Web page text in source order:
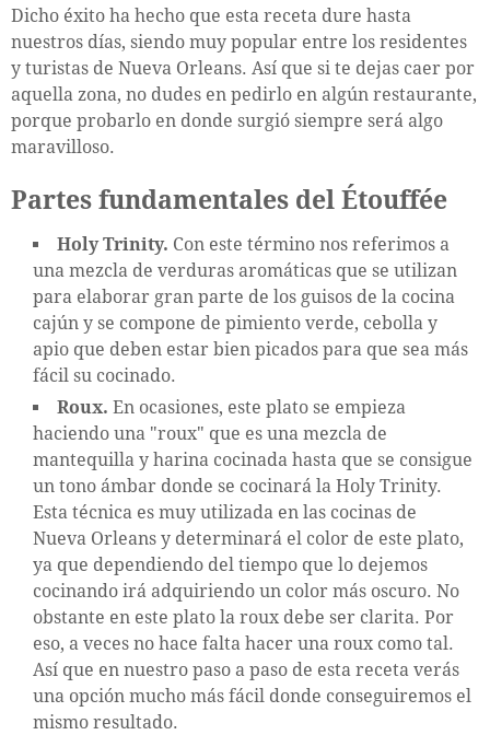
Dicho éxito ha hecho que esta receta dure hasta
nuestros días, siendo muy popular entre los residentes
y turistas de Nueva Orleans. Así que si te dejas caer por
aquella zona, no dudes en pedirlo en algún restaurante,
porque probarlo en donde surgió siempre será algo
maravilloso.
Partes fundamentales del Étouffée
Holy Trinity. Con este término nos referimos a
una mezcla de verduras aromáticas que se utilizan
para elaborar gran parte de los guisos de la cocina
cajún y se compone de pimiento verde, cebolla y
apio que deben estar bien picados para que sea más
fácil su cocinado.
Roux. En ocasiones, este plato se empieza
haciendo una "roux" que es una mezcla de
mantequilla y harina cocinada hasta que se consigue
un tono ámbar donde se cocinará la Holy Trinity.
Esta técnica es muy utilizada en las cocinas de
Nueva Orleans y determinará el color de este plato,
ya que dependiendo del tiempo que lo dejemos
cocinando irá adquiriendo un color más oscuro. No
obstante en este plato la roux debe ser clarita. Por
eso, a veces no hace falta hacer una roux como tal.
Así que en nuestro paso a paso de esta receta verás
una opción mucho más fácil donde conseguiremos el
mismo resultado.